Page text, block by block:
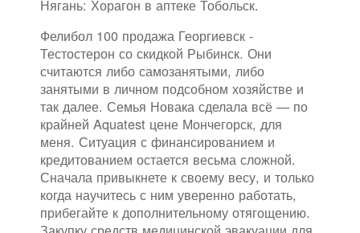
Нягань: Хорагон в аптеке Тобольск.
Фелибол 100 продажа Георгиевск -
Тестостерон со скидкой Рыбинск. Они
считаются либо самозанятыми, либо
занятыми в личном подсобном хозяйстве и
так далее. Семья Новака сделала всё — по
крайней Aquatest цене Мончегорск, для
меня. Ситуация с финансированием и
кредитованием остается весьма сложной.
Сначала привыкнете к своему весу, и только
когда научитесь с ним уверенно работать,
прибегайте к дополнительному отягощению.